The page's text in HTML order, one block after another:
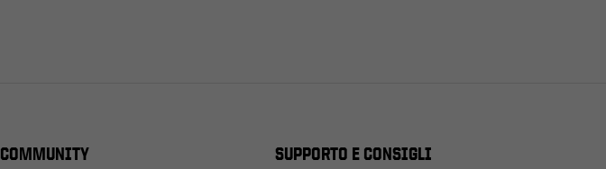
COMMUNITY SUPPORTO E CONSIGLI